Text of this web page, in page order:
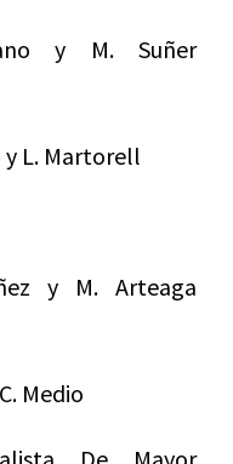
y M. Suñer
y L. Martorell
y M. Arteaga
Medio